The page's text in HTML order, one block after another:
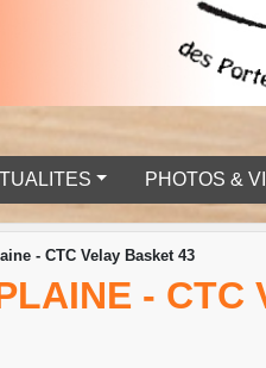
PHOTOS &
- CTC Velay Basket 43
- CTC